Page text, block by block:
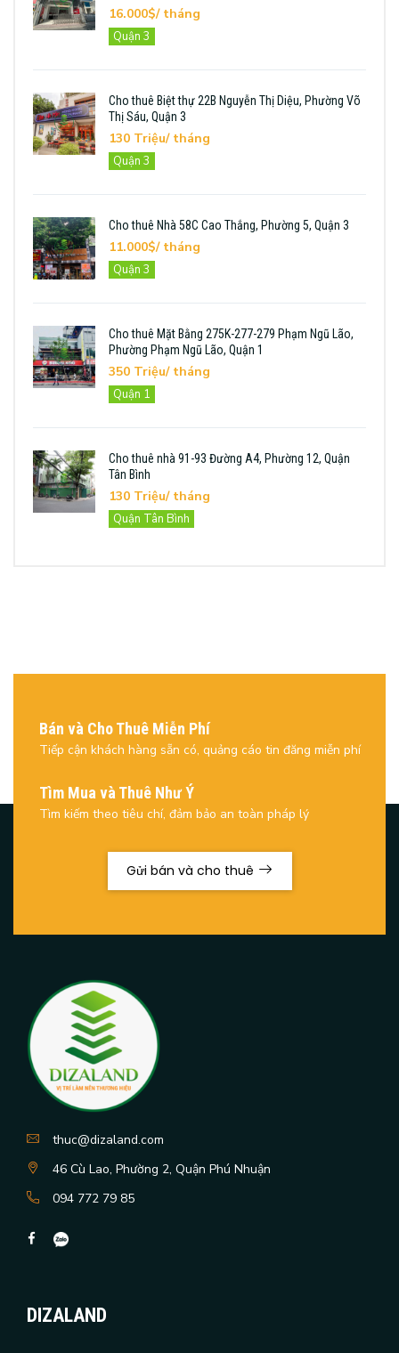
16.000$/ tháng
Quận 3
Cho thuê Biệt thự 22B Nguyễn Thị Diệu, Phường Võ
Thị Sáu, Quận 3
130 Triệu/ tháng
Quận 3
Cho thuê Nhà 58C Cao Thắng, Phường 5, Quận 3
11.000$/ tháng
Quận 3
Cho thuê Mặt Bằng 275K-277-279 Phạm Ngũ Lão,
Phường Phạm Ngũ Lão, Quận 1
350 Triệu/ tháng
Quận 1
Cho thuê nhà 91-93 Đường A4, Phường 12, Quận
Tân Bình
130 Triệu/ tháng
Quận Tân Bình
Bán và Cho Thuê Miễn Phí
Tiếp cận khách hàng sẵn có, quảng cáo tin đăng miễn phí
Tìm Mua và Thuê Như Ý
Tìm kiếm theo tiêu chí, đảm bảo an toàn pháp lý
Gửi bán và cho thuê
thuc@dizaland.com
46 Cù Lao, Phường 2, Quận Phú Nhuận
094 772 79 85
DIZALAND